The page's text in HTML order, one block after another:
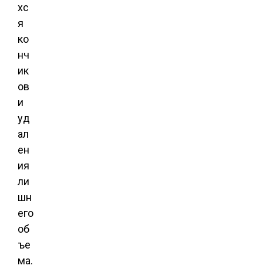
хс
я
ко
нч
ик
ов
и
уд
ал
ен
ия
ли
шн
его
об
ъе
ма.